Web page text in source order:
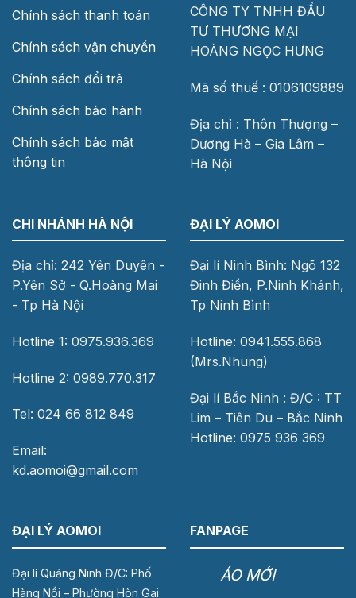
Chính sách thanh toán
Chính sách vận chuyển
Chính sách đổi trả
Chính sách bảo hành
Chính sách bảo mật
thông tin
CÔNG TY TNHH ĐẦU
TƯ THƯƠNG MẠI
HOÀNG NGỌC HƯNG
Mã số thuế : 0106109889
Địa chỉ : Thôn Thượng –
Dương Hà – Gia Lâm –
Hà Nội
CHI NHÁNH HÀ NỘI
Địa chỉ: 242 Yên Duyên -
P.Yên Sở - Q.Hoàng Mai
- Tp Hà Nội
Hotline 1: 0975.936.369
Hotline 2: 0989.770.317
Tel: 024 66 812 849
Email:
kd.aomoi@gmail.com
ĐẠI LÝ AOMOI
Đại lí Ninh Bình: Ngõ 132
Đinh Điền, P.Ninh Khánh,
Tp Ninh Bình
Hotline: 0941.555.868
(Mrs.Nhung)
Đại lí Bắc Ninh : Đ/C : TT
Lim – Tiên Du – Bắc Ninh
Hotline: 0975 936 369
ĐẠI LÝ AOMOI
Đại lí Quảng Ninh Đ/C: Phố
Hàng Nồi – Phường Hòn Gai
FANPAGE
ÁO MỚI